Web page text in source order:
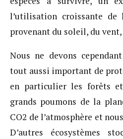
l’utilisation croissante de
provenant du soleil, du vent,
Nous ne devons
tout aussi important de
en particulier les forêts
grands poumons de la
CO2 de l’atmosphère et
D’autres écosystèmes